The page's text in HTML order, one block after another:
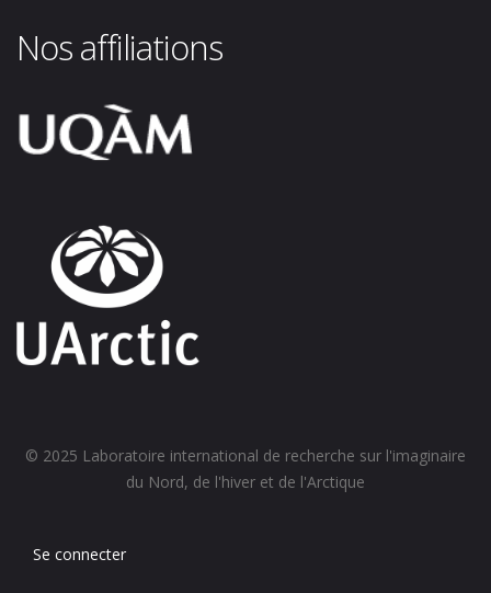
Nos affiliations
© 2025 Laboratoire international de recherche sur l'imaginaire
du Nord, de l'hiver et de l'Arctique
Se connecter